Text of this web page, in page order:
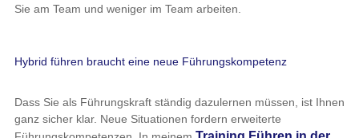
Sie am Team und weniger im Team arbeiten.
Hybrid führen braucht eine neue Führungskompetenz
Dass Sie als Führungskraft ständig dazulernen müssen, ist Ihnen
ganz sicher klar. Neue Situationen fordern erweiterte